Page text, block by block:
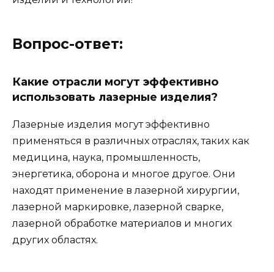
Вопрос-ответ:
Какие отрасли могут эффективно
использовать лазерные изделия?
Лазерные изделия могут эффективно
применяться в различных отраслях, таких как
медицина, наука, промышленность,
энергетика, оборона и многое другое. Они
находят применение в лазерной хирургии,
лазерной маркировке, лазерной сварке,
лазерной обработке материалов и многих
других областях.